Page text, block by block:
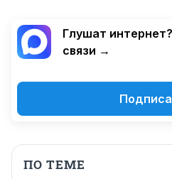
Глушат
связи →
ПО ТЕМЕ